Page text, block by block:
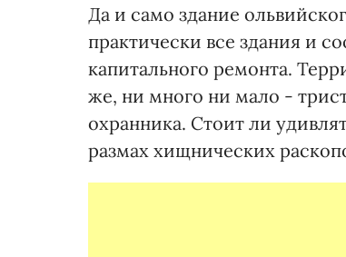
Да и само здание
практически все здания и
капитального ремонта.
же, ни много ни мало -
охранника. Стоит ли
размах хищнических